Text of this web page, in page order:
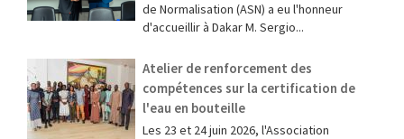
de Normalisation (ASN) a eu l'honneur
d'accueillir à Dakar M. Sergio...
Atelier de renforcement des
compétences sur la certification de
l'eau en bouteille
Les 23 et 24 juin 2026, l'Association